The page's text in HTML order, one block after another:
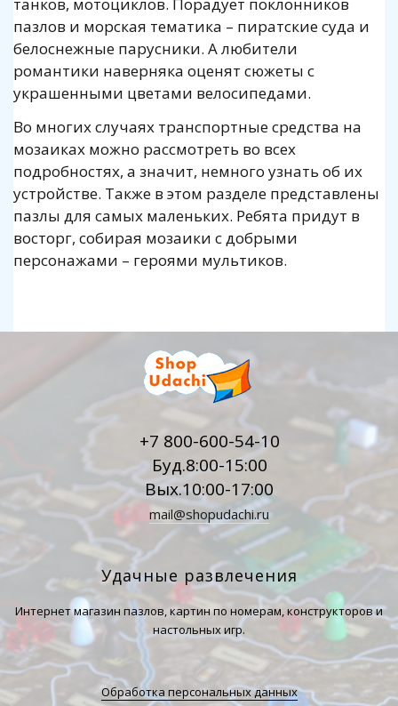
пазлов и морская тематика – пиратские суда и
белоснежные парусники. А любители
романтики наверняка оценят сюжеты с
украшенными цветами велосипедами.
Во многих случаях транспортные средства на
мозаиках можно рассмотреть во всех
подробностях, а значит, немного узнать об их
устройстве. Также в этом разделе представлены
пазлы для самых маленьких. Ребята придут в
восторг, собирая мозаики с добрыми
персонажами – героями мультиков.
+7 800-600-54-10
Буд.8:00-15:00
Вых.10:00-17:00
mail@shopudachi.ru
Удачные развлечения
Интернет магазин пазлов, картин по номерам, конструкторов и
настольных игр.
Обработка персональных данных